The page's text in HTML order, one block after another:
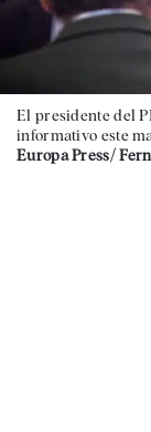
El presidente del
informativo este
Europa Press/